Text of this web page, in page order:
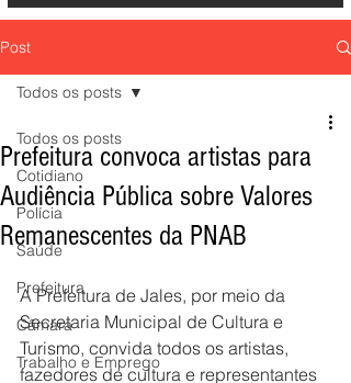
Post
Todos os posts
Cotidiano
Polícia
Saúde
Prefeitura
Câmara
Trabalho e Emprego
Todos os posts
Prefeitura convoca artistas para
Audiência Pública sobre Valores
Remanescentes da PNAB
A Prefeitura de Jales, por meio da
Secretaria Municipal de Cultura e
Turismo, convida todos os artistas,
fazedores de cultura e representantes